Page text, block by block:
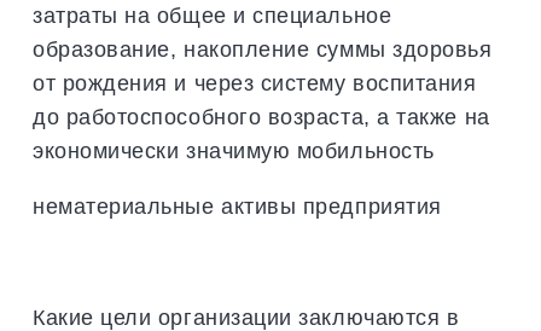
затраты на общее и специальное
образование, накопление суммы здоровья
от рождения и через систему воспитания
до работоспособного возраста, а также на
экономически значимую мобильность
нематериальные активы предприятия
Какие цели организации заключаются в